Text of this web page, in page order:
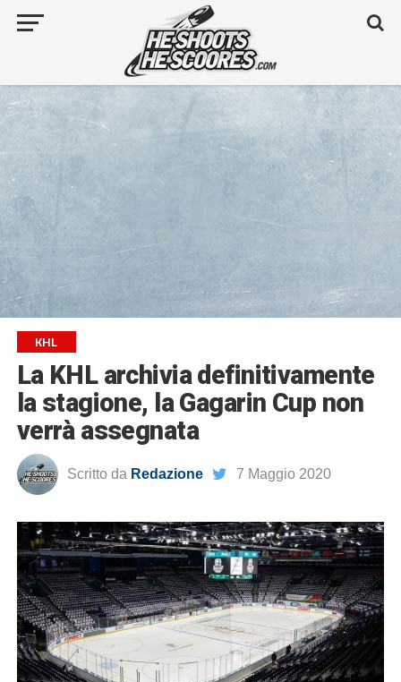
KHL
La KHL archivia definitivamente
la stagione, la Gagarin Cup non
verrà assegnata
Scritto da Redazione 7 Maggio 2020